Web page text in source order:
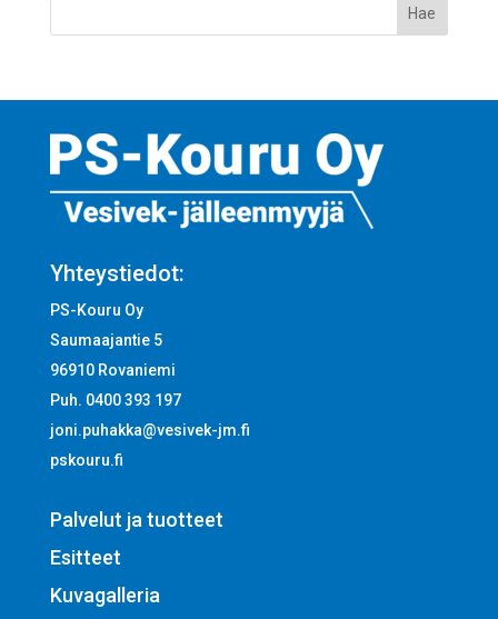
Yhteystiedot:
PS-Kouru Oy
Saumaajantie 5
96910 Rovaniemi
Puh. 0400 393 197
joni.puhakka@vesivek-jm.fi
pskouru.fi
Palvelut ja tuotteet
Esitteet
Kuvagalleria